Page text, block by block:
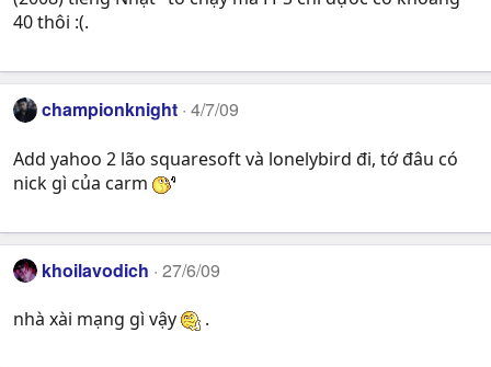
40 thôi :(.
championknight 4/7/09
Add yahoo 2 lão squaresoft và lonelybird đi, tớ đâu có
nick gì của carm
khoilavodich 27/6/09
nhà xài mạng gì vậy .